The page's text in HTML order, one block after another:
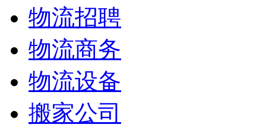
物流招聘
物流商务
物流设备
搬家公司